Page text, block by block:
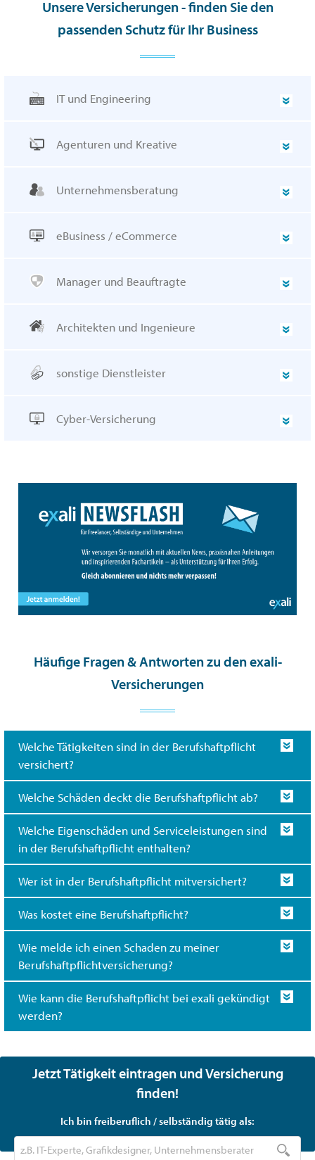
Unsere Versicherungen - finden Sie den
passenden Schutz für Ihr Business
IT und Engineering
Agenturen und Kreative
Unternehmensberatung
eBusiness / eCommerce
Manager und Beauftragte
Architekten und Ingenieure
sonstige Dienstleister
Cyber-Versicherung
Häufige Fragen & Antworten zu den exali-
Versicherungen
Welche Tätigkeiten sind in der Berufshaftpflicht
versichert?
Welche Schäden deckt die Berufshaftpflicht ab?
Welche Eigenschäden und Serviceleistungen sind
in der Berufshaftpflicht enthalten?
Wer ist in der Berufshaftpflicht mitversichert?
Was kostet eine Berufshaftpflicht?
Wie melde ich einen Schaden zu meiner
Berufshaftpflichtversicherung?
Wie kann die Berufshaftpflicht bei exali gekündigt
werden?
Jetzt Tätigkeit eintragen und Versicherung
finden!
Ich bin freiberuflich / selbständig tätig als: